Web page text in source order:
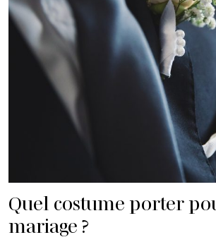
Quel costume porter
mariage ?